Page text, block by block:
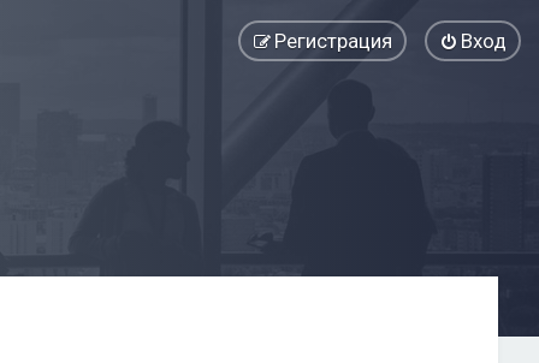
Вход
Регистрация